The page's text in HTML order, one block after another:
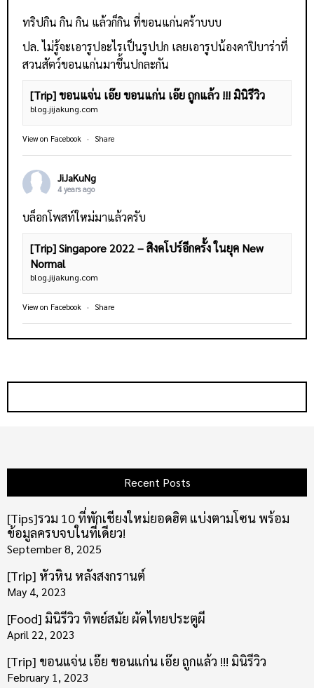
ทริปกิน กิน กิน แล้วก็กิน ที่ขอนแก่นคร้าบบบ
ปล. ไม่รู้จะเอารูปอะไรเป็นรูปปก เลยเอารูปน้องคาปิบาร่าที่
สวนสัตว์ขอนแก่นมาขึ้นปกละกัน
[Trip] ขอนแจ่น เอ๊ย ขอนแก่น เอ๊ย ถูกแล้ว !!! มินิรีวิว
blog.jijakung.com
View on Facebook · Share
JiJaKuNg
4 years ago
บล็อกโพสท์ใหม่มาแล้วครับ
[Trip] Singapore 2022 – สิงคโปร์อีกครั้ง ในยุค New
Normal
blog.jijakung.com
View on Facebook · Share
Recent Posts
[Tips]รวม 10 ที่พักเชียงใหม่ยอดฮิต แบ่งตามโซน พร้อม
ข้อมูลครบจบในที่เดียว!
September 8, 2025
[Trip] หัวหิน หลังสงกรานต์
May 4, 2023
[Food] มินิรีวิว ทิพย์สมัย ผัดไทยประตูผี
April 22, 2023
[Trip] ขอนแจ่น เอ๊ย ขอนแก่น เอ๊ย ถูกแล้ว !!! มินิรีวิว
February 1, 2023